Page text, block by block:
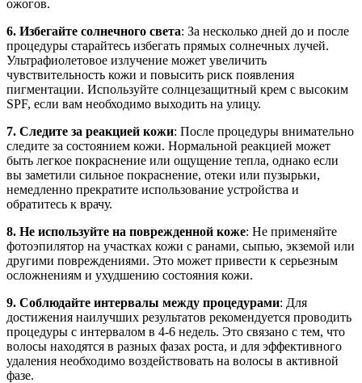
ожогов.
6. Избегайте солнечного света: За несколько дней до и после
процедуры старайтесь избегать прямых солнечных лучей.
Ультрафиолетовое излучение может увеличить
чувствительность кожи и повысить риск появления
пигментации. Используйте солнцезащитный крем с высоким
SPF, если вам необходимо выходить на улицу.
7. Следите за реакцией кожи: После процедуры внимательно
следите за состоянием кожи. Нормальной реакцией может
быть легкое покраснение или ощущение тепла, однако если
вы заметили сильное покраснение, отеки или пузырьки,
немедленно прекратите использование устройства и
обратитесь к врачу.
8. Не используйте на поврежденной коже: Не применяйте
фотоэпилятор на участках кожи с ранами, сыпью, экземой или
другими повреждениями. Это может привести к серьезным
осложнениям и ухудшению состояния кожи.
9. Соблюдайте интервалы между процедурами: Для
достижения наилучших результатов рекомендуется проводить
процедуры с интервалом в 4-6 недель. Это связано с тем, что
волосы находятся в разных фазах роста, и для эффективного
удаления необходимо воздействовать на волосы в активной
фазе.